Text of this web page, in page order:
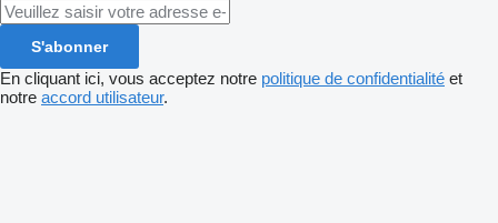
S'abonner
En cliquant ici, vous acceptez notre politique de confidentialité et
notre accord utilisateur.